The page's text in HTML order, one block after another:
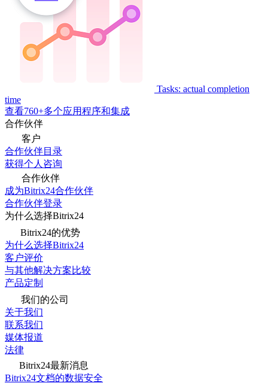
Tasks: actual completion
time
查看760+多个应用程序和集成
合作伙伴
客户
合作伙伴目录
获得个人咨询
合作伙伴
成为Bitrix24合作伙伴
合作伙伴登录
为什么选择Bitrix24
Bitrix24的优势
为什么选择Bitrix24
客户评价
与其他解决方案比较
产品定制
我们的公司
关于我们
联系我们
媒体报道
法律
Bitrix24最新消息
Bitrix24文档的数据安全